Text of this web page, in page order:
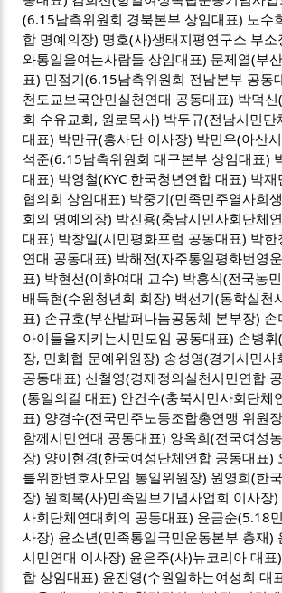
(6.15남측위원회 경북본부 상임대표) 노수
합 명예의장) 명호(사)생태지평연구소 부
와통일을여는사람들 상임대표) 문제열(부
표) 민점기(6.15남측위원회 전남본부 공동
천도교보국안민실천연대 공동대표) 박덕
회 수유교회, 원로목사) 박두규(전남시민단
대표) 박만규(흥사단 이사장) 박민우(아산
석준(6.15남측위원회 대구본부 상임대표)
대표) 박영철(KYC 한국청년연합 대표) 박
협의회 상임대표) 박중기(민족민주열사희
회의 명예의장) 박진용(충남시민사회단체
대표) 박창일(시민평화포럼 공동대표) 박한
연대 공동대표) 박해전(자주통일평화번영
표) 박현선(이화여대 교수) 박흥식(전국농
배득현(수원청년회 회장) 백선기(동학실천
표) 손규호(부산밥퍼나눔공동체 본부장)
아이들을지키는시민모임 공동대표) 손병
장, 민화협 문예위원장) 송성영(경기시민사
공동대표) 신철영(경제정의실천시민연합
(통일의길 대표) 안건수(충북시민사회단체
표) 양경수(전국민주노동조합총연맹 위원
함께시민연대 공동대표) 양옥희(전국여성
장) 양이현경(한국여성단체연합 공동대표)
를위한변호사모임 통일위원장) 원영희(한
장) 원희복(사)민족일보기념사업회 이사장
사회단체연대회의 공동대표) 윤금순(5.18
사장) 윤소년(민족통일국민운동본부 총재)
시민연대 이사장) 윤은주(사)뉴코리아 대표
합 상임대표) 윤진영(수원일하는여성회 대